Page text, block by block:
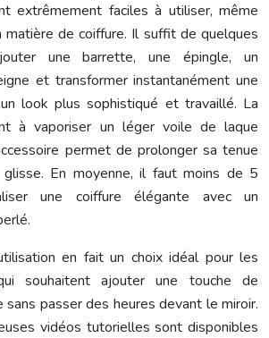
extrêmement faciles à utiliser, même
matière de coiffure. Il suffit de quelques
une barrette, une épingle, un
et transformer instantanément une
look plus sophistiqué et travaillé. La
à vaporiser un léger voile de laque
permet de prolonger sa tenue
glisse. En moyenne, il faut moins de 5
une coiffure élégante avec un
en fait un choix idéal pour les
souhaitent ajouter une touche de
passer des heures devant le miroir.
vidéos tutorielles sont disponibles